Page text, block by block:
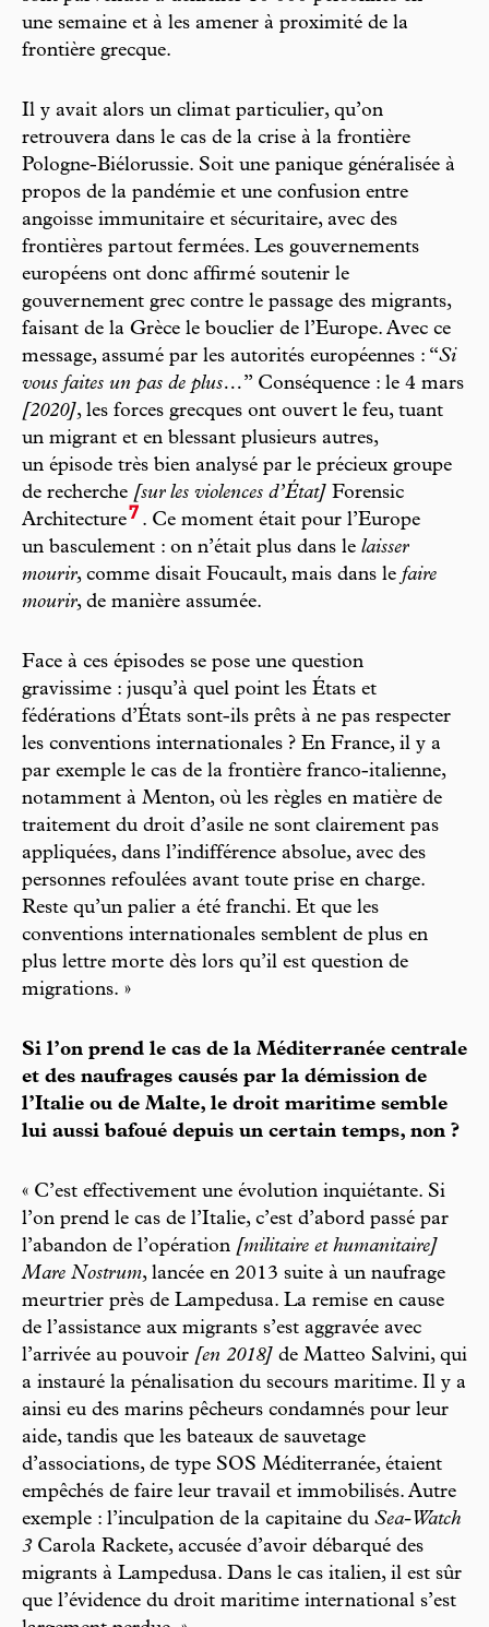
une semaine et à les amener à proximité de la
frontière grecque.
Il y avait alors un climat particulier, qu’on
retrouvera dans le cas de la crise à la frontière
Pologne-Biélorussie. Soit une panique généralisée à
propos de la pandémie et une confusion entre
angoisse immunitaire et sécuritaire, avec des
frontières partout fermées. Les gouvernements
européens ont donc affirmé soutenir le
gouvernement grec contre le passage des migrants,
faisant de la Grèce le bouclier de l’Europe. Avec ce
message, assumé par les autorités européennes : “Si
vous faites un pas de plus…” Conséquence : le 4 mars
[2020], les forces grecques ont ouvert le feu, tuant
un migrant et en blessant plusieurs autres,
un épisode très bien analysé par le précieux groupe
de recherche [sur les violences d’État] Forensic
Architecture7 . Ce moment était pour l’Europe
un basculement : on n’était plus dans le laisser
mourir, comme disait Foucault, mais dans le faire
mourir, de manière assumée.
Face à ces épisodes se pose une question
gravissime : jusqu’à quel point les États et
fédérations d’États sont-ils prêts à ne pas respecter
les conventions internationales ? En France, il y a
par exemple le cas de la frontière franco-italienne,
notamment à Menton, où les règles en matière de
traitement du droit d’asile ne sont clairement pas
appliquées, dans l’indifférence absolue, avec des
personnes refoulées avant toute prise en charge.
Reste qu’un palier a été franchi. Et que les
conventions internationales semblent de plus en
plus lettre morte dès lors qu’il est question de
migrations. »
Si l’on prend le cas de la Méditerranée centrale
et des naufrages causés par la démission de
l’Italie ou de Malte, le droit maritime semble
lui aussi bafoué depuis un certain temps, non ?
« C’est effectivement une évolution inquiétante. Si
l’on prend le cas de l’Italie, c’est d’abord passé par
l’abandon de l’opération [militaire et humanitaire]
Mare Nostrum, lancée en 2013 suite à un naufrage
meurtrier près de Lampedusa. La remise en cause
de l’assistance aux migrants s’est aggravée avec
l’arrivée au pouvoir [en 2018] de Matteo Salvini, qui
a instauré la pénalisation du secours maritime. Il y a
ainsi eu des marins pêcheurs condamnés pour leur
aide, tandis que les bateaux de sauvetage
d’associations, de type SOS Méditerranée, étaient
empêchés de faire leur travail et immobilisés. Autre
exemple : l’inculpation de la capitaine du Sea-Watch
3 Carola Rackete, accusée d’avoir débarqué des
migrants à Lampedusa. Dans le cas italien, il est sûr
que l’évidence du droit maritime international s’est